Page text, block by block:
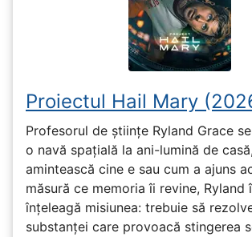
Proiectul Hail Mary
Profesorul de științe Ryland Grace
o navă spațială la ani-lumină de
amintească cine e sau cum a ajuns
măsură ce memoria îi revine, Ryland
înțeleagă misiunea: trebuie să
substanței care provoacă stingerea